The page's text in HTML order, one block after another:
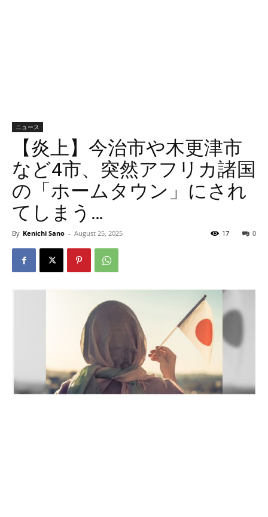
ニュース
【炎上】今治市や木更津市
など4市、突然アフリカ諸国
の「ホームタウン」にされ
てしまう…
By Kenichi Sano - August 25, 2025 0
17